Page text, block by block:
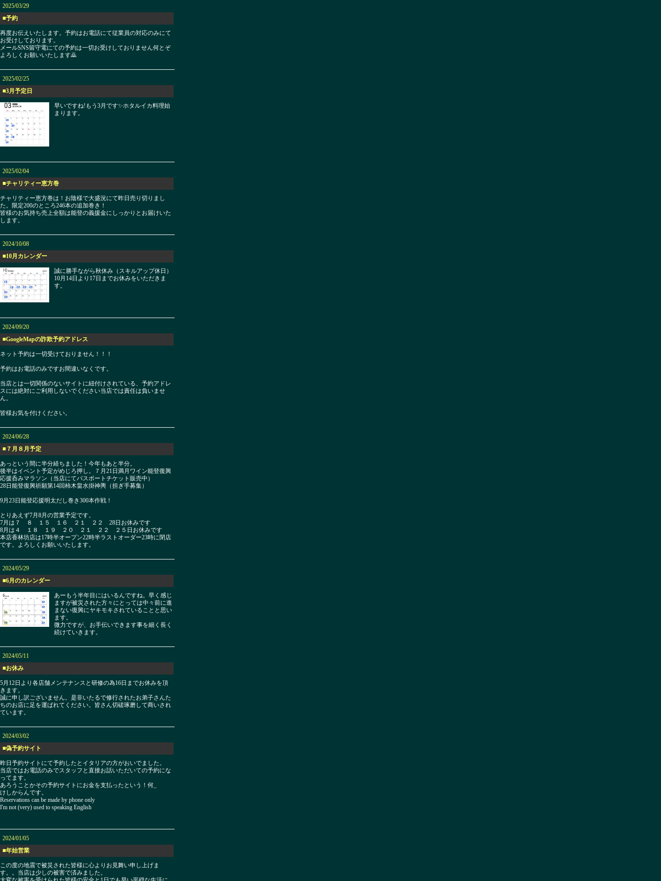
2025/03/29
■予約
再度お伝えいたします。予約はお電話にて従業員の対応のみにて
お受けしております。
メールSNS留守電にての予約は一切お受けしておりません何とぞ
よろしくお願いいたします🙇
2025/02/25
■3月予定日
早いですね!もう3月です✨ホタルイカ料理始
まります。
2025/02/04
■チャリティー恵方巻
チャリティー恵方巻は！お陰様で大盛況にて昨日売り切りまし
た。限定200のところ246本の追加巻き！
皆様のお気持ち売上全額は能登の義援金にしっかりとお届けいた
します。
2024/10/08
■10月カレンダー
誠に勝手ながら秋休み（スキルアップ休日）
10月14日より17日までお休みをいただきま
す。
2024/09/20
■GoogleMapの詐欺予約アドレス
ネット予約は一切受けておりません！！！
予約はお電話のみですお間違いなくです。
当店とは一切関係のないサイトに紐付けされている、予約アドレ
スには絶対にご利用しないでください当店では責任は負いませ
ん。
皆様お気を付けください。
2024/06/28
■７月８月予定
あっという間に半分経ちました！今年もあと半分。
後半はイベント予定がめじろ押し。７月21日満月ワイン能登復興
応援呑みマラソン（当店にてパスポートチケット販売中）
28日能登復興祈願第14回柿木畠水掛神輿（担ぎ手募集）
9月23日能登応援明太だし巻き300本作戦！
とりあえず7月8月の営業予定です。
7月は７ ８ １５ １６ ２１ ２２ 28日お休みです
8月は４ １８ １９ ２０ ２１ ２２ ２５日お休みです
本店香林坊店は17時半オープン22時半ラストオーダー23時に閉店
です。よろしくお願いいたします。
2024/05/29
■6月のカレンダー
あーもう半年目にはいるんですね。早く感じ
ますが被災された方々にとっては中々前に進
まない復興にヤキモキされていることと思い
ます。
微力ですが、お手伝いできます事を細く長く
続けていきます。
2024/05/11
■お休み
5月12日より各店舗メンテナンスと研修の為16日までお休みを頂
きます。
誠に申し訳ございません。是非いたるで修行されたお弟子さんた
ちのお店に足を運ばれてください。皆さん切磋琢磨して商いされ
ています。
2024/03/02
■偽予約サイト
昨日予約サイトにて予約したとイタリアの方がおいでました。
当店ではお電話のみでスタッフと直接お話いただいての予約にな
ってます。
あろうことかその予約サイトにお金を支払ったという！何_
けしからんです。
Reservations can be made by phone only
I'm not (very) used to speaking English
2024/01/05
■年始営業
この度の地震で被災された皆様に心よりお見舞い申し上げま
す。。当店は少しの被害で済みました。